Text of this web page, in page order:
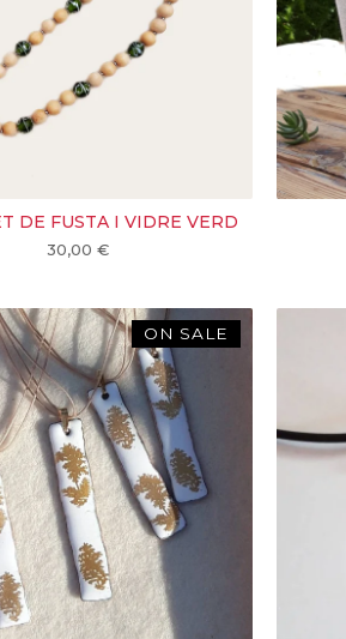
DE FUSTA I VIDRE VERD
30,00 €
ON SALE